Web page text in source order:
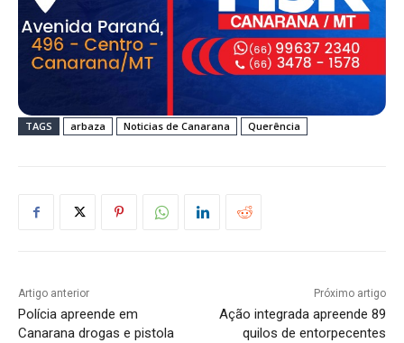
TAGS arbaza Noticias de Canarana Querência
Artigo anterior
Polícia apreende em
Canarana drogas e pistola
Próximo artigo
Ação integrada apreende 89
quilos de entorpecentes